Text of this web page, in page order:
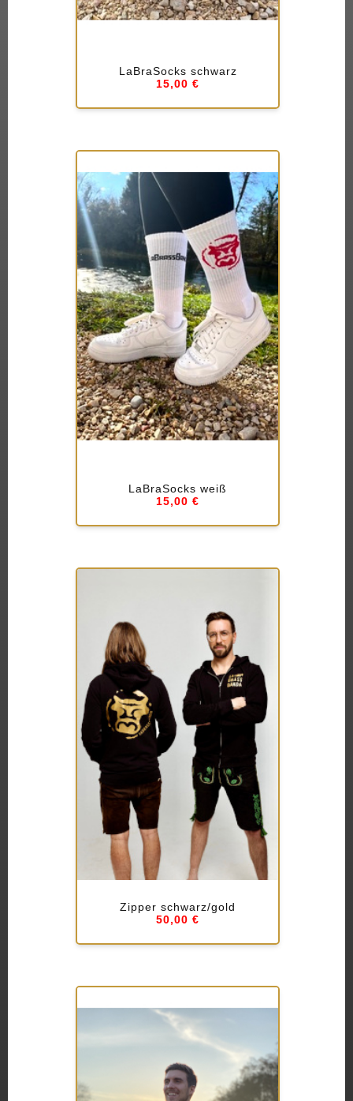
LaBraSocks schwarz
15,00 €
LaBraSocks weiß
15,00 €
Zipper schwarz/gold
50,00 €